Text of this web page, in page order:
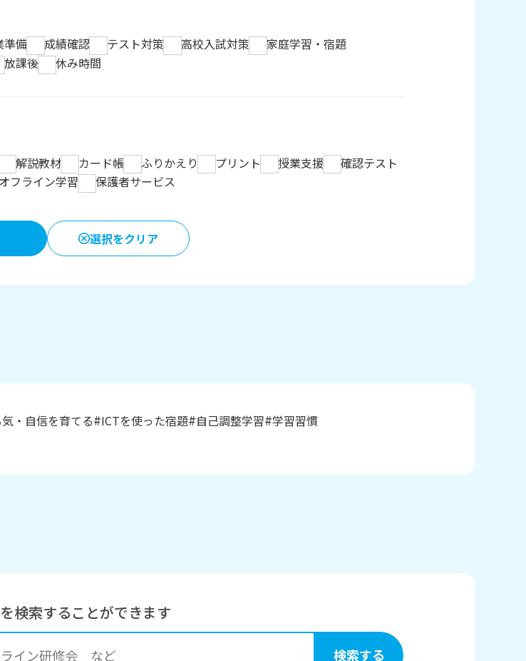
準備 成績確認 テスト対策 高校入試対策
家庭学習・宿題
放課後 休み時間
解説教材 カード帳 ふりかえり プリント 授業支援
確認テスト
オフライン学習 保護者サービス
選択をクリア
・自信を育てる ICTを使った宿題 自己調整学習 学習習慣
検索することができます